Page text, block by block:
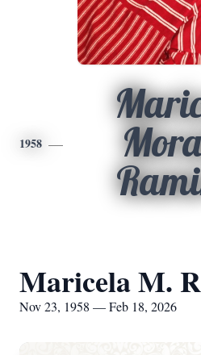
1958
Maricela M.
Nov 23, 1958 — Feb 18, 2026